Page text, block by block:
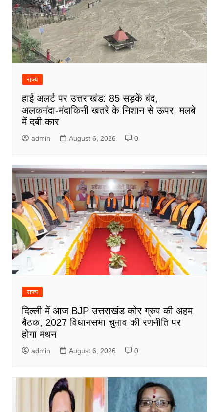
राज्य
हाई अलर्ट पर उत्तराखंड: 85 सड़कें बंद,
अलकनंदा-मंदाकिनी खतरे के निशान से ऊपर, मलबे
में दबी कार
admin August 6, 2026 0
राज्य
दिल्ली में आज BJP उत्तराखंड कोर ग्रुप की अहम
बैठक, 2027 विधानसभा चुनाव की रणनीति पर
होगा मंथन
admin August 6, 2026 0